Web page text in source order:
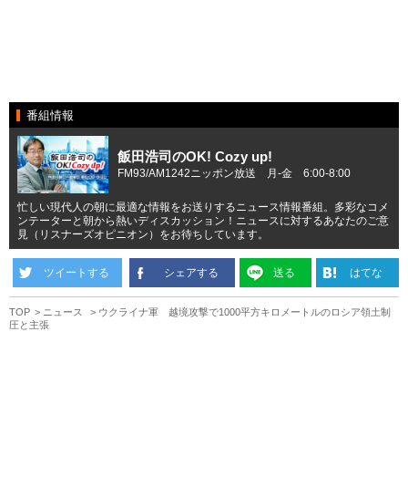
番組情報
飯田浩司のOK! Cozy up!
FM93/AM1242ニッポン放送 月-金 6:00-8:00
忙しい現代人の朝に最適な情報をお送りするニュース情報番組。多彩なコメ
ンテーターと朝から熱いディスカッション！ニュースに対するあなたのご意
見（リスナーズオピニオン）をお待ちしています。
ツイートする シェアする 送る はてな
TOP ニュース
ウクライナ軍 越境攻撃で1000平方キロメートルのロシア領土制
圧と主張